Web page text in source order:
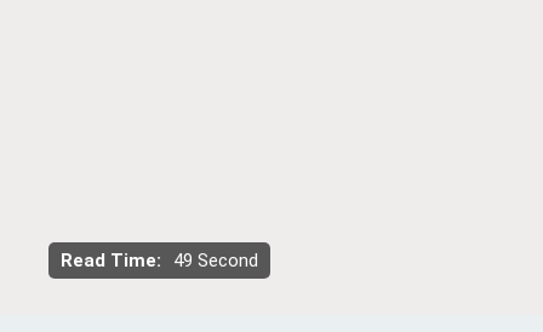
Read Time: 49 Second